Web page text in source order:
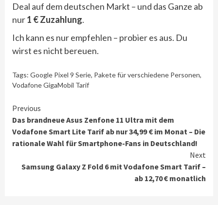
Deal auf dem deutschen Markt – und das Ganze ab
nur1 € Zuzahlung.
Ich kann es nur empfehlen – probier es aus. Du
wirst es nicht bereuen.
Tags: Google Pixel 9 Serie, Pakete für verschiedene Personen,
Vodafone GigaMobil Tarif
Continue
Reading
Previous
Das brandneue Asus Zenfone 11 Ultra mit dem
Vodafone Smart Lite Tarif ab nur 34,99 € im Monat – Die
rationale Wahl für Smartphone-Fans in Deutschland!
Next
Samsung Galaxy Z Fold 6 mit Vodafone Smart Tarif –
ab 12,70 € monatlich